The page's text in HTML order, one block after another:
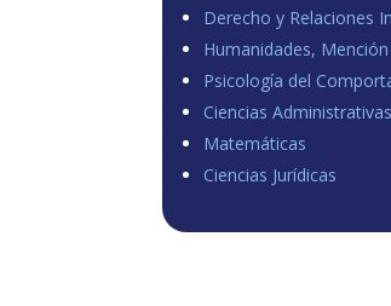
Derecho y Relaciones
Humanidades,
Psicología del
Ciencias Administrativas
Matemáticas
Ciencias Jurídicas